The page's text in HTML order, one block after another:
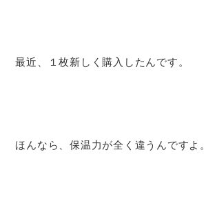
最近、１枚新しく購入したんです。
ほんなら、保温力が全く違うんですよ。